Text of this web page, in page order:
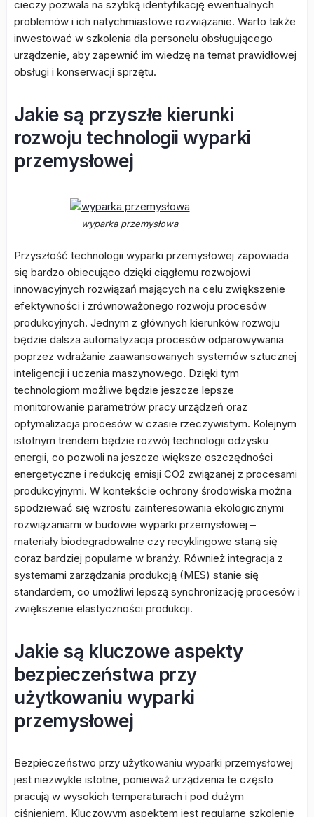
cieczy pozwala na szybką identyfikację ewentualnych
problemów i ich natychmiastowe rozwiązanie. Warto także
inwestować w szkolenia dla personelu obsługującego
urządzenie, aby zapewnić im wiedzę na temat prawidłowej
obsługi i konserwacji sprzętu.
Jakie są przyszłe kierunki
rozwoju technologii wyparki
przemysłowej
wyparka przemysłowa
Przyszłość technologii wyparki przemysłowej zapowiada
się bardzo obiecująco dzięki ciągłemu rozwojowi
innowacyjnych rozwiązań mających na celu zwiększenie
efektywności i zrównoważonego rozwoju procesów
produkcyjnych. Jednym z głównych kierunków rozwoju
będzie dalsza automatyzacja procesów odparowywania
poprzez wdrażanie zaawansowanych systemów sztucznej
inteligencji i uczenia maszynowego. Dzięki tym
technologiom możliwe będzie jeszcze lepsze
monitorowanie parametrów pracy urządzeń oraz
optymalizacja procesów w czasie rzeczywistym. Kolejnym
istotnym trendem będzie rozwój technologii odzysku
energii, co pozwoli na jeszcze większe oszczędności
energetyczne i redukcję emisji CO2 związanej z procesami
produkcyjnymi. W kontekście ochrony środowiska można
spodziewać się wzrostu zainteresowania ekologicznymi
rozwiązaniami w budowie wyparki przemysłowej –
materiały biodegradowalne czy recyklingowe staną się
coraz bardziej popularne w branży. Również integracja z
systemami zarządzania produkcją (MES) stanie się
standardem, co umożliwi lepszą synchronizację procesów i
zwiększenie elastyczności produkcji.
Jakie są kluczowe aspekty
bezpieczeństwa przy
użytkowaniu wyparki
przemysłowej
Bezpieczeństwo przy użytkowaniu wyparki przemysłowej
jest niezwykle istotne, ponieważ urządzenia te często
pracują w wysokich temperaturach i pod dużym
ciśnieniem. Kluczowym aspektem jest regularne szkolenie